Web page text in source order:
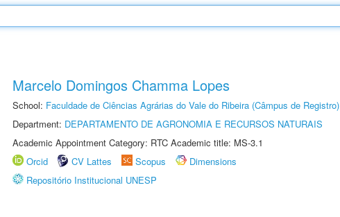
Marcelo Domingos Chamma Lopes
School: Faculdade de Ciências Agrárias do Vale do Ribeira (Câmpus de Registro)
Department: DEPARTAMENTO DE AGRONOMIA E RECURSOS NATURAIS
Academic Appointment Category: RTC Academic title: MS-3.1
Orcid
CV Lattes Scopus
Dimensions
Repositório Institucional UNESP